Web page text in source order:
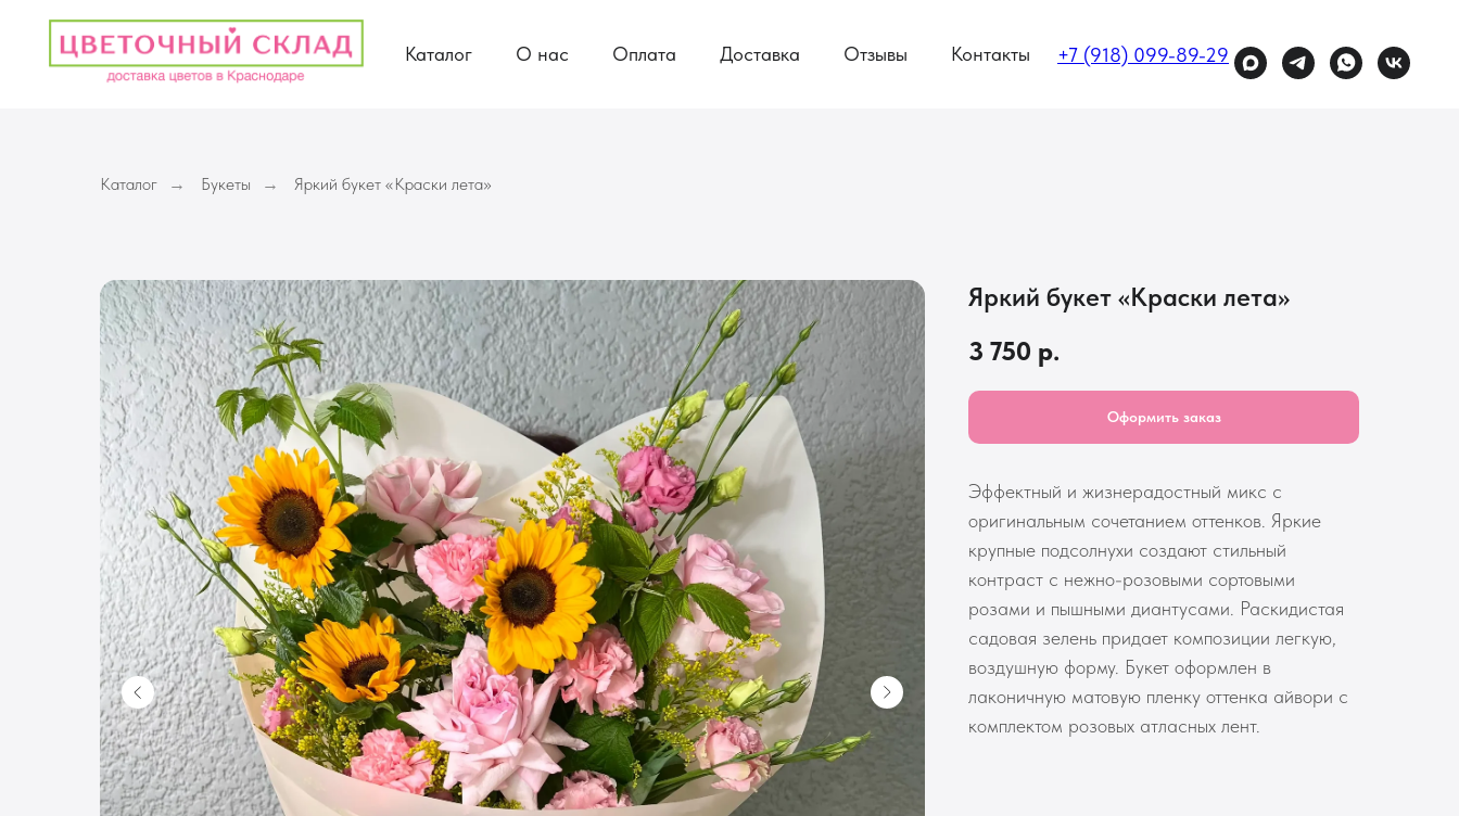
Каталог О нас Оплата Доставка Отзывы Контакты +7 (918) 099-89-29
Каталог → Букеты → Яркий букет «Краски лета»
Яркий букет «Краски лета»
3 750 р.
Оформить заказ
Эффектный и жизнерадостный микс с
оригинальным сочетанием оттенков. Яркие
крупные подсолнухи создают стильный
контраст с нежно-розовыми сортовыми
розами и пышными диантусами. Раскидистая
садовая зелень придает композиции легкую,
воздушную форму. Букет оформлен в
лаконичную матовую пленку оттенка айвори с
комплектом розовых атласных лент.